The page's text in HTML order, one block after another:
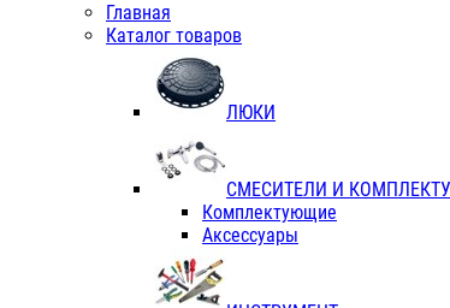
Главная
Каталог товаров
ЛЮКИ
СМЕСИТЕЛИ И
Комплектующие
Аксессуары